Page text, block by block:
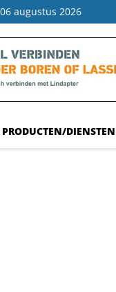
augustus 2026
PRODUCTEN/DIENSTEN